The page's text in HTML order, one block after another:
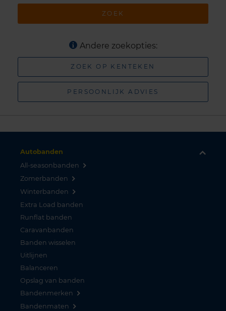
ZOEK
Andere zoekopties:
ZOEK OP KENTEKEN
PERSOONLIJK ADVIES
Autobanden
All-seasonbanden
Zomerbanden
Winterbanden
Extra Load banden
Runflat banden
Caravanbanden
Banden wisselen
Uitlijnen
Balanceren
Opslag van banden
Bandenmerken
Bandenmaten